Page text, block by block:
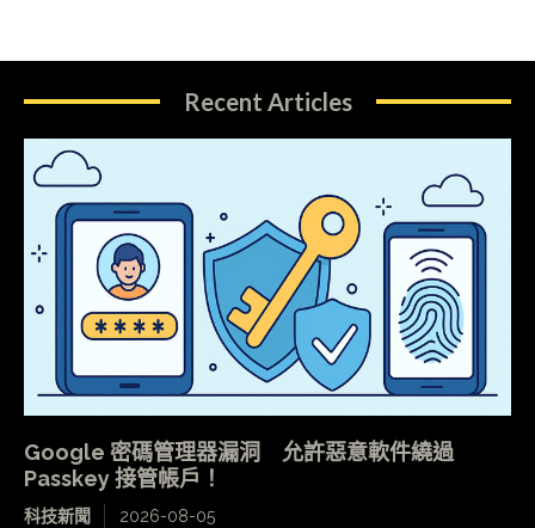
Recent Articles
Google 密碼管理器漏洞 允許惡意軟件繞過
Passkey 接管帳戶！
科技新聞 2026-08-05